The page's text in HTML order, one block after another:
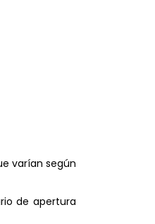
varían según
de apertura